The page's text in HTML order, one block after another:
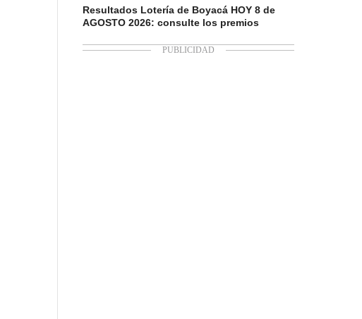
Resultados Lotería de Boyacá HOY 8 de
AGOSTO 2026: consulte los premios